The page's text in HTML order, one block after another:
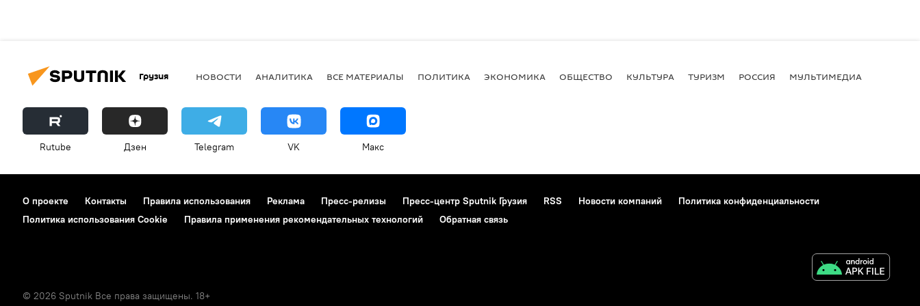
Грузия НОВОСТИ АНАЛИТИКА ВСЕ МАТЕРИАЛЫ ПОЛИТИКА ЭКОНОМИКА ОБЩЕСТВО КУЛЬТУРА ТУРИЗМ РОССИЯ МУЛЬТИМЕДИА
Rutube Дзен Telegram VK Макс
О проекте Контакты Правила использования Реклама Пресс-релизы Пресс-центр Sputnik Грузия RSS Новости компаний
Политика конфиденциальности
Политика использования Cookie
Правила применения рекомендательных технологий Обратная связь
© 2026 Sputnik Все права защищены. 18+